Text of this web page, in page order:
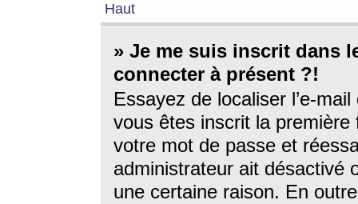
Haut
» Je me suis inscrit dans
connecter à présent ?!
Essayez de localiser l’e-
vous êtes inscrit la première
votre mot de passe et
administrateur ait désactivé
une certaine raison. En